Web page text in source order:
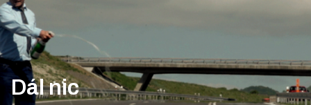
Dál nic